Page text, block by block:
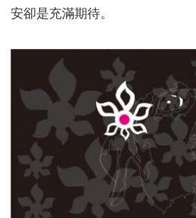
安卻是充滿期待。